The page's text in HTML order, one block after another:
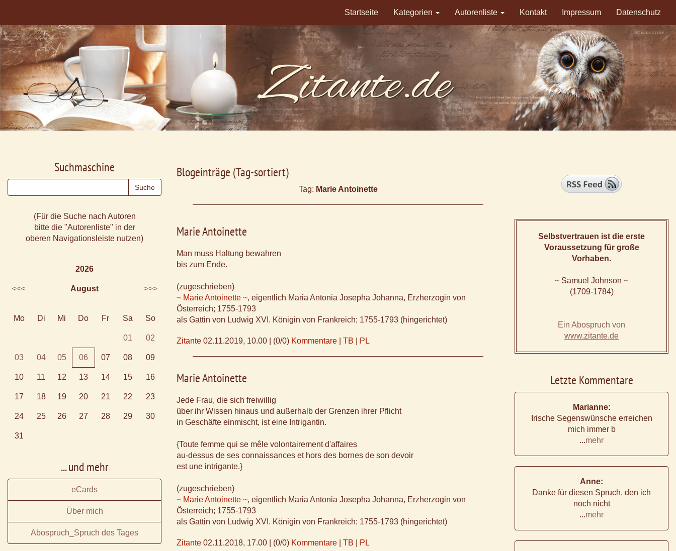
Startseite Kategorien Autorenliste Kontakt Impressum Datenschutz
Blogeinträge (Tag-sortiert)
Tag: Marie Antoinette
Marie Antoinette
Man muss Haltung bewahren
bis zum Ende.
(zugeschrieben)
~ Marie Antoinette ~, eigentlich Maria Antonia Josepha Johanna, Erzherzogin von
Österreich; 1755-1793
als Gattin von Ludwig XVI. Königin von Frankreich; 1755-1793 (hingerichtet)
Zitante 02.11.2019, 10.00 (0/0) Kommentare TB PL
Marie Antoinette
Jede Frau, die sich freiwillig
über ihr Wissen hinaus und außerhalb der Grenzen ihrer Pflicht
in Geschäfte einmischt, ist eine Intrigantin.
{Toute femme qui se mêle volontairement d'affaires
au-dessus de ses connaissances et hors des bornes de son devoir
est une intrigante.}
(zugeschrieben)
~ Marie Antoinette ~, eigentlich Maria Antonia Josepha Johanna, Erzherzogin von
Österreich; 1755-1793
als Gattin von Ludwig XVI. Königin von Frankreich; 1755-1793 (hingerichtet)
Zitante 02.11.2018, 17.00 (0/0) Kommentare TB PL
Suchmaschine
(Für die Suche nach Autoren
bitte die "Autorenliste" in der
oberen Navigationsleiste nutzen)
2026
<<< August >>>
Mo Di Mi Do Fr Sa So
01 02
03 04 05 06 07 08 09
10 11 12 13 14 15 16
17 18 19 20 21 22 23
24 25 26 27 28 29 30
31
... und mehr
eCards
Über mich
Abospruch_Spruch des Tages
Selbstvertrauen ist die erste
Voraussetzung für große
Vorhaben.
~ Samuel Johnson ~
(1709-1784)
Ein Abospruch von
www.zitante.de
Letzte Kommentare
Marianne:
Irische Segenswünsche erreichen
mich immer b
...mehr
Anne:
Danke für diesen Spruch, den ich
noch nicht
...mehr